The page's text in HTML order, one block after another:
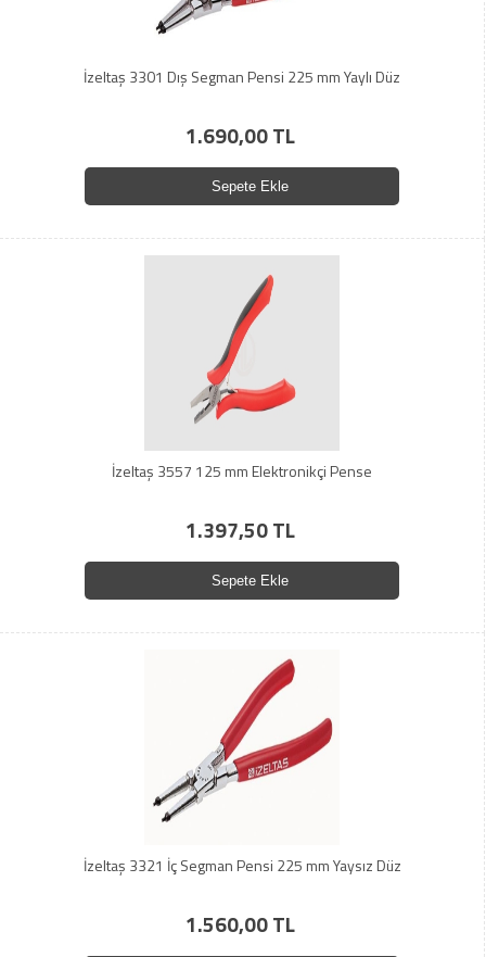
İzeltaş 3301 Dış Segman Pensi 225 mm Yaylı Düz
1.690,00 TL
Sepete Ekle
İzeltaş 3557 125 mm Elektronikçi Pense
1.397,50 TL
Sepete Ekle
İzeltaş 3321 İç Segman Pensi 225 mm Yaysız Düz
1.560,00 TL